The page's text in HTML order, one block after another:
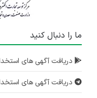
ما را دنبال کنید
دریافت آگهی های
دریافت آگهی های